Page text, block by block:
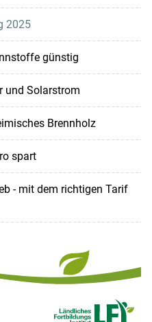
2025
günstig
und Solarstrom
Brennholz
spart
- mit dem richtigen Tarif